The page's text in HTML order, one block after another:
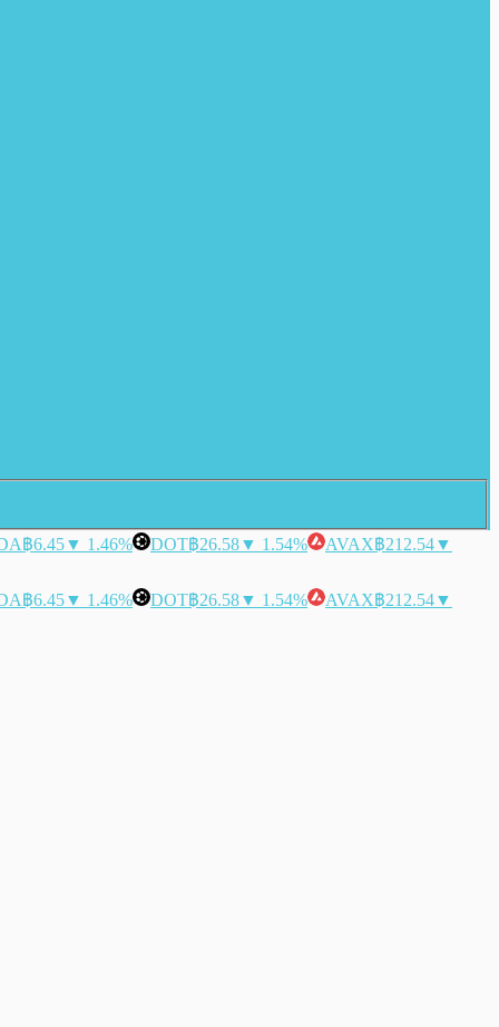
฿6.45▼ 1.46% DOT฿26.58▼ 1.54% AVAX฿212.54▼
฿6.45▼ 1.46% DOT฿26.58▼ 1.54% AVAX฿212.54▼